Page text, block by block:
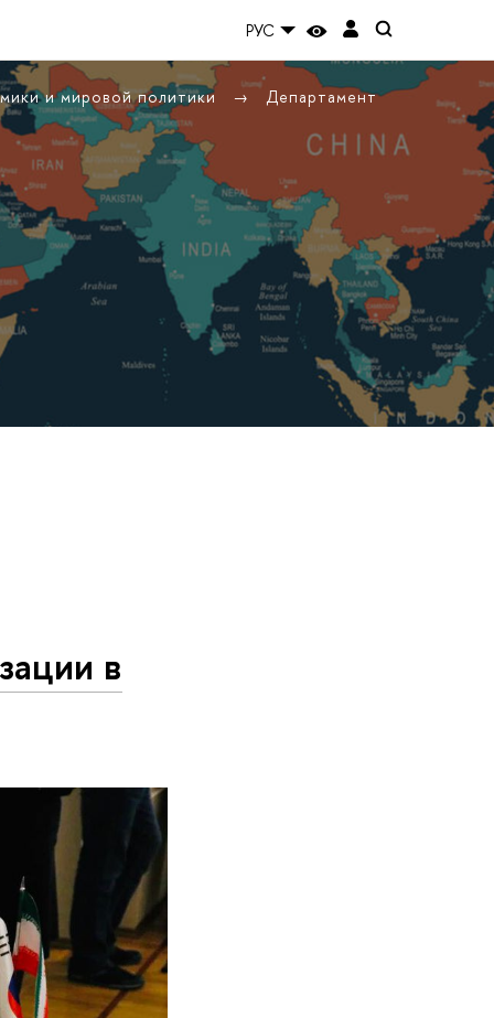
РУС
и мировой политики Департамент
в